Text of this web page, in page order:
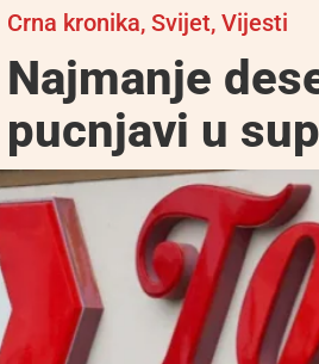
Crna kronika, Svijet, Vijesti
Najmanje
pucnjavi u